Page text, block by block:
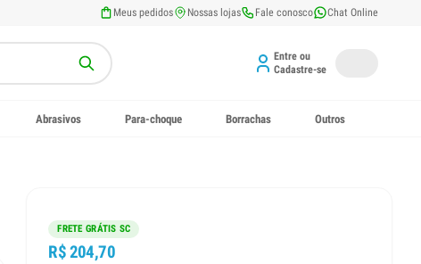
Meus pedidos Nossas lojas Fale conosco Chat Online
Entre ou
Cadastre-se
Abrasivos Para-choque Borrachas Outros
FRETE GRÁTIS SC
R$ 204,70